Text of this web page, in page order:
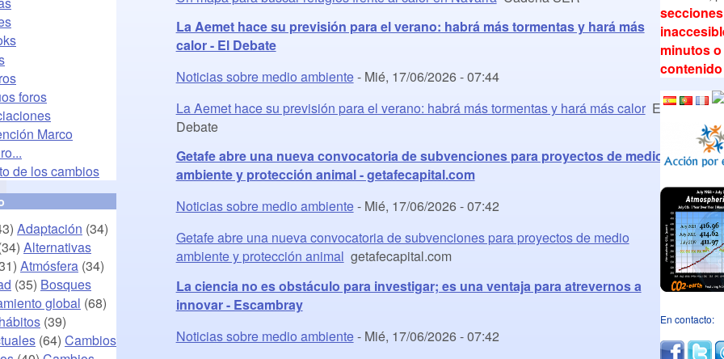
La Aemet hace su previsión para el verano: habrá más tormentas y hará más
calor - El Debate
Noticias sobre medio ambiente- Mié, 17/06/2026 - 07:44
La Aemet hace su previsión para el verano: habrá más tormentas y hará más calorEl
Debate
Getafe abre una nueva convocatoria de subvenciones para proyectos de medio
ambiente y protección animal - getafecapital.com
Noticias sobre medio ambiente- Mié, 17/06/2026 - 07:42
Getafe abre una nueva convocatoria de subvenciones para proyectos de medio
ambiente y protección animal getafecapital.com
La ciencia no es obstáculo para investigar; es una ventaja para atrevernos a
innovar - Escambray
Noticias sobre medio ambiente- Mié, 17/06/2026 - 07:42
foros
Marco
de los cambios
Adaptación (34)
Alternativas
Atmósfera (34)
(35) Bosques
global (68)
(39)
(64) Cambios
minutos
En contacto: